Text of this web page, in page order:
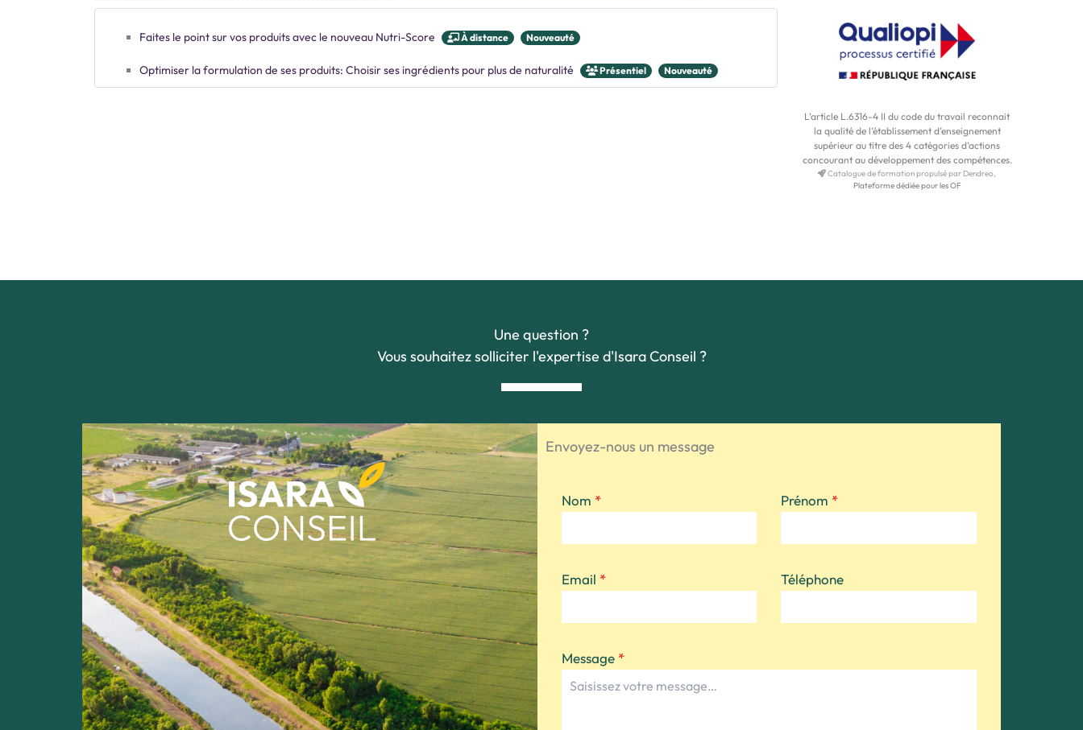
Faites le point sur vos produits avec le nouveau Nutri-Score À distance Nouveauté
Optimiser la formulation de ses produits: Choisir ses ingrédients pour plus de naturalité Présentiel Nouveauté
L’article L.6316-4 II du code du travail reconnait
la qualité de l’établissement d’enseignement
supérieur au titre des 4 catégories d’actions
concourant au développement des compétences.
Catalogue de formation propulsé par Dendreo,
Plateforme dédiée pour les OF
Une question ?
Vous souhaitez solliciter l'expertise d'Isara Conseil ?
Envoyez-nous un message
Nom * Prénom *
Email * Téléphone
Message *